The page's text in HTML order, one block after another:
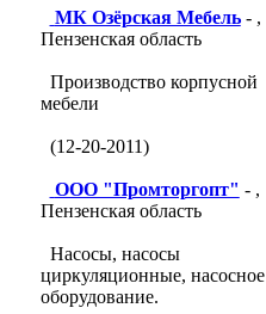
МК Озёрская Мебель- ,
Пензенская область
Производство корпусной
мебели
(12-20-2011)
ООО "Промторгопт" - ,
Пензенская область
Насосы, насосы
циркуляционные, насосное
оборудование.